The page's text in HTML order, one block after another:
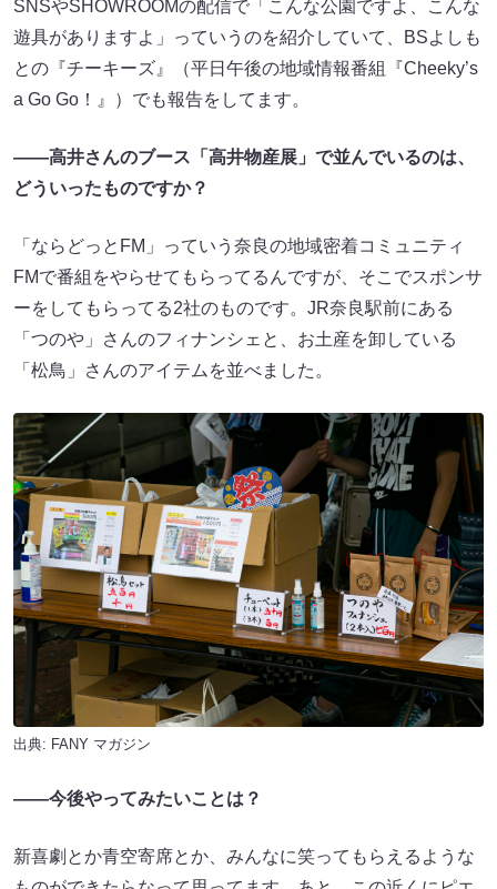
SNSやSHOWROOMの配信で「こんな公園ですよ、こんな
遊具がありますよ」っていうのを紹介していて、BSよしも
との『チーキーズ』（平日午後の地域情報番組『Cheeky’s
a Go Go！』）でも報告をしてます。
——高井さんのブース「高井物産展」で並んでいるのは、
どういったものですか？
「ならどっとFM」っていう奈良の地域密着コミュニティ
FMで番組をやらせてもらってるんですが、そこでスポンサ
ーをしてもらってる2社のものです。JR奈良駅前にある
「つのや」さんのフィナンシェと、お土産を卸している
「松鳥」さんのアイテムを並べました。
出典: FANY マガジン
——今後やってみたいことは？
新喜劇とか青空寄席とか、みんなに笑ってもらえるような